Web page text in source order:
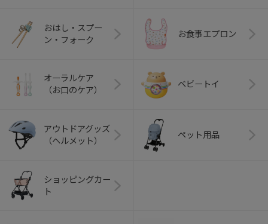
おはし・スプー
ン・フォーク
お食事エプロン
オーラルケア
（お口のケア）
ベビートイ
アウトドアグッズ
（ヘルメット）
ペット用品
ショッピングカー
ト